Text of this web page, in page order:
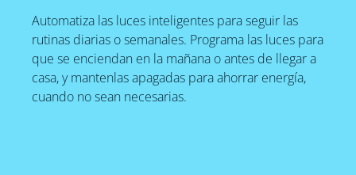
Automatiza las luces inteligentes para seguir las
rutinas diarias o semanales. Programa las luces para
que se enciendan en la mañana o antes de llegar a
casa, y mantenlas apagadas para ahorrar energía,
cuando no sean necesarias.